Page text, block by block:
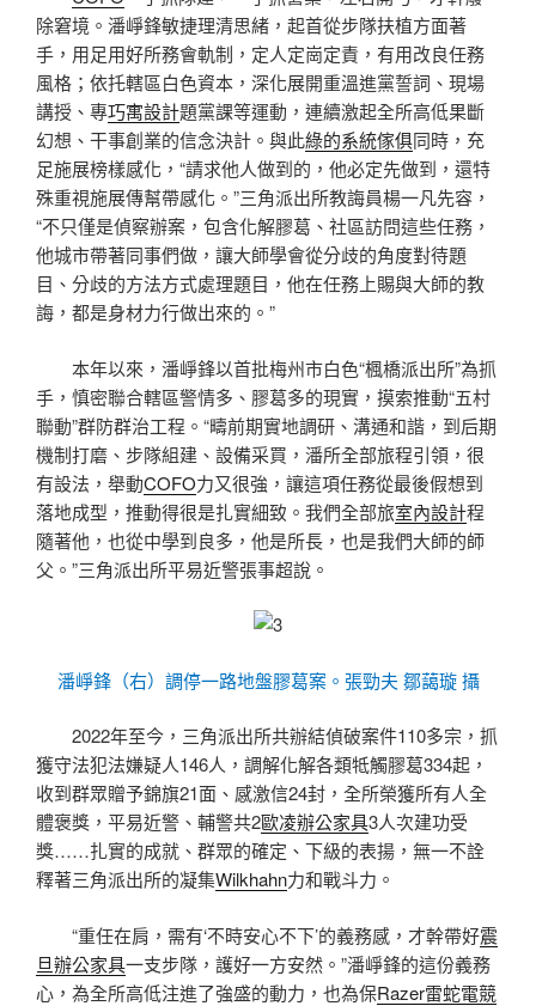
除窘境。潘崢鋒敏捷理清思緒，起首從步隊扶植方面著
手，用足用好所務會軌制，定人定崗定責，有用改良任務
風格；依托轄區白色資本，深化展開重溫進黨誓詞、現場
講授、專巧寓設計題黨課等運動，連續激起全所高低果斷
幻想、干事創業的信念決計。與此綠的系統傢俱同時，充
足施展榜樣感化，“請求他人做到的，他必定先做到，還特
殊重視施展傳幫帶感化。”三角派出所教誨員楊一凡先容，
“不只僅是偵察辦案，包含化解膠葛、社區訪問這些任務，
他城市帶著同事們做，讓大師學會從分歧的角度對待題
目、分歧的方法方式處理題目，他在任務上賜與大師的教
誨，都是身材力行做出來的。”
本年以來，潘崢鋒以首批梅州市白色“楓橋派出所”為抓
手，慎密聯合轄區警情多、膠葛多的現實，摸索推動“五村
聯動”群防群治工程。“疇前期實地調研、溝通和諧，到后期
機制打磨、步隊組建、設備采買，潘所全部旅程引領，很
有設法，舉動COFO力又很強，讓這項任務從最後假想到
落地成型，推動得很是扎實細致。我們全部旅室內設計程
隨著他，也從中學到良多，他是所長，也是我們大師的師
父。”三角派出所平易近警張事超說。
潘崢鋒（右）調停一路地盤膠葛案。張勁夫 鄒藹璇 攝
2022年至今，三角派出所共辦結偵破案件110多宗，抓
獲守法犯法嫌疑人146人，調解化解各類牴觸膠葛334起，
收到群眾贈予錦旗21面、感激信24封，全所榮獲所有人全
體褒獎，平易近警、輔警共2歐凌辦公家具3人次建功受
獎……扎實的成就、群眾的確定、下級的表揚，無一不詮
釋著三角派出所的凝集Wilkhahn力和戰斗力。
“重任在肩，需有‘不時安心不下’的義務感，才幹帶好震
旦辦公家具一支步隊，護好一方安然。”潘崢鋒的這份義務
心，為全所高低注進了強盛的動力，也為保Razer雷蛇電競